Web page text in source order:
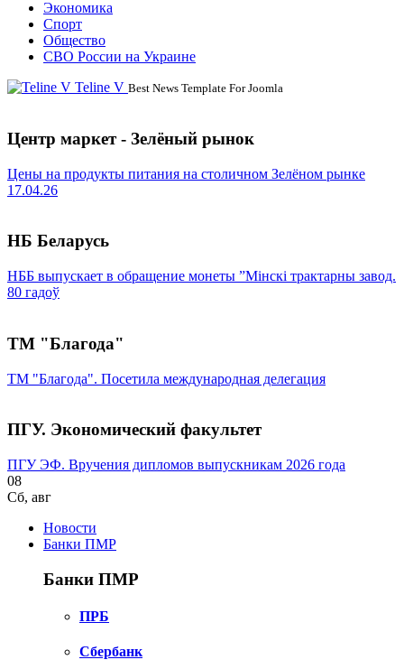
Экономика
Спорт
Общество
СВО России на Украине
Teline V Best News Template For Joomla
Центр маркет - Зелёный рынок
Цены на продукты питания на столичном Зелёном рынке
17.04.26
НБ Беларусь
НББ выпускает в обращение монеты ”Мінскі трактарны завод.
80 гадоў
ТМ "Благода"
ТМ "Благода". Посетила международная делегация
ПГУ. Экономический факультет
ПГУ ЭФ. Вручения дипломов выпускникам 2026 года
08
Сб, авг
Новости
Банки ПМР
Банки ПМР
ПРБ
Сбербанк